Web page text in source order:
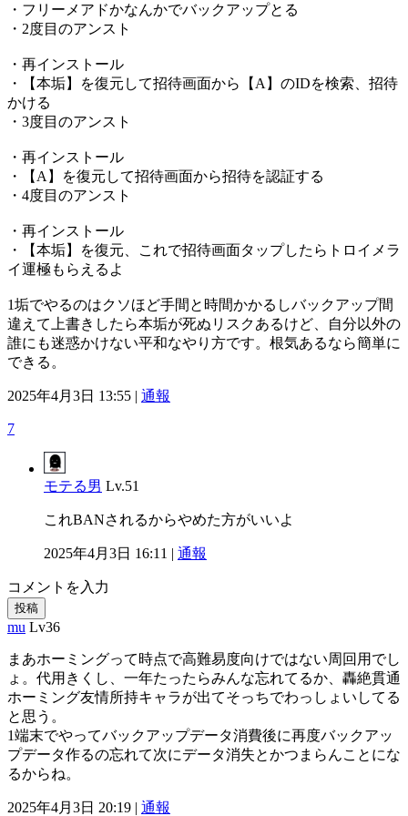
・フリーメアドかなんかでバックアップとる
・2度目のアンスト
・再インストール
・【本垢】を復元して招待画面から【A】のIDを検索、招待
かける
・3度目のアンスト
・再インストール
・【A】を復元して招待画面から招待を認証する
・4度目のアンスト
・再インストール
・【本垢】を復元、これで招待画面タップしたらトロイメラ
イ運極もらえるよ
1垢でやるのはクソほど手間と時間かかるしバックアップ間
違えて上書きしたら本垢が死ぬリスクあるけど、自分以外の
誰にも迷惑かけない平和なやり方です。根気あるなら簡単に
できる。
2025年4月3日 13:55 | 通報
7
モテる男 Lv.51
これBANされるからやめた方がいいよ
2025年4月3日 16:11 | 通報
コメントを入力
投稿
mu Lv36
まあホーミングって時点で高難易度向けではない周回用でし
ょ。代用きくし、一年たったらみんな忘れてるか、轟絶貫通
ホーミング友情所持キャラが出てそっちでわっしょいしてる
と思う。
1端末でやってバックアップデータ消費後に再度バックアッ
プデータ作るの忘れて次にデータ消失とかつまらんことにな
るからね。
2025年4月3日 20:19 | 通報